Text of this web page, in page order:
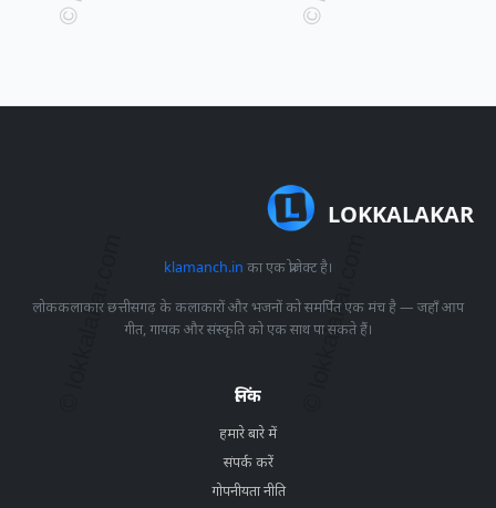
LOKKALAKAR
klamanch.in का एक प्रोजेक्ट है।
लोककलाकार छत्तीसगढ़ के कलाकारों और भजनों को समर्पित एक मंच है — जहाँ आप
गीत, गायक और संस्कृति को एक साथ पा सकते हैं।
लिंक
हमारे बारे में
संपर्क करें
गोपनीयता नीति